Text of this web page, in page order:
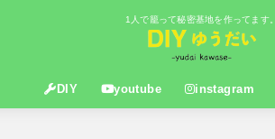
1人で籠って秘密基地を作ってます。
DIY youtube instagram